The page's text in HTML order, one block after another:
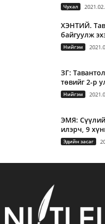
Чухал
ХЭНТИЙ.
байгуулж
Нийгэм
ЗГ:
төвийг 2-р
Нийгэм
ЭМЯ:
илэрч, 9
Эдийн засаг